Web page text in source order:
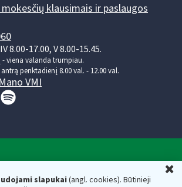
slapukai(angl. cookies). Būtinieji
klausimais ir paslaugos
8.00-17.00, V 8.00-15.45.
- viena valanda trumpiau.
penktadienį 8.00 val. - 12.00 val.
Mano VMI
ministerijos